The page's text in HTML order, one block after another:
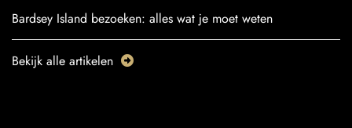
Bardsey Island bezoeken: alles wat je moet weten
Bekijk alle artikelen